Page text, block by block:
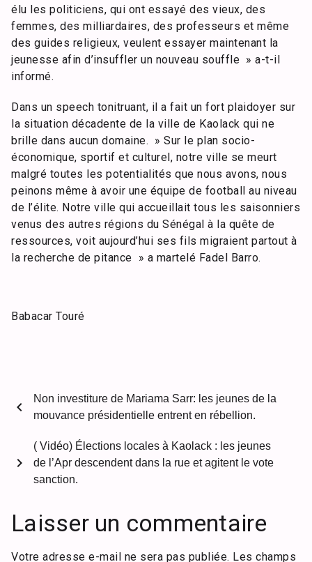
élu les politiciens, qui ont essayé des vieux, des
femmes, des milliardaires, des professeurs et même
des guides religieux, veulent essayer maintenant la
jeunesse afin d’insuffler un nouveau souffle » a-t-il
informé.
Dans un speech tonitruant, il a fait un fort plaidoyer sur
la situation décadente de la ville de Kaolack qui ne
brille dans aucun domaine. » Sur le plan socio-
économique, sportif et culturel, notre ville se meurt
malgré toutes les potentialités que nous avons, nous
peinons même à avoir une équipe de football au niveau
de l’élite. Notre ville qui accueillait tous les saisonniers
venus des autres régions du Sénégal à la quête de
ressources, voit aujourd’hui ses fils migraient partout à
la recherche de pitance » a martelé Fadel Barro.
Babacar Touré
chevron_left
Non investiture de Mariama Sarr: les jeunes de la
mouvance présidentielle entrent en rébellion.
( Vidéo) Élections locales à Kaolack : les jeunes
de l’Apr descendent dans la rue et agitent le vote
sanction.
chevron_right
Laisser un commentaire
Votre adresse e-mail ne sera pas publiée. Les champs